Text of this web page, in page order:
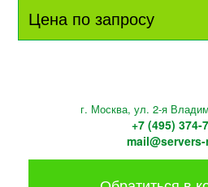
Цена по запросу
г. Москва, ул. 2-я
+7 (495) 374-